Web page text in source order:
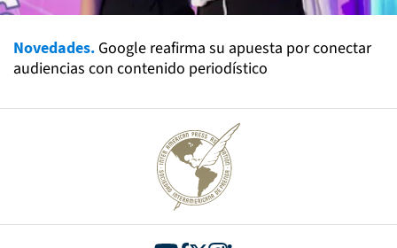
Novedades. Google reafirma su apuesta por conectar
audiencias con contenido periodístico